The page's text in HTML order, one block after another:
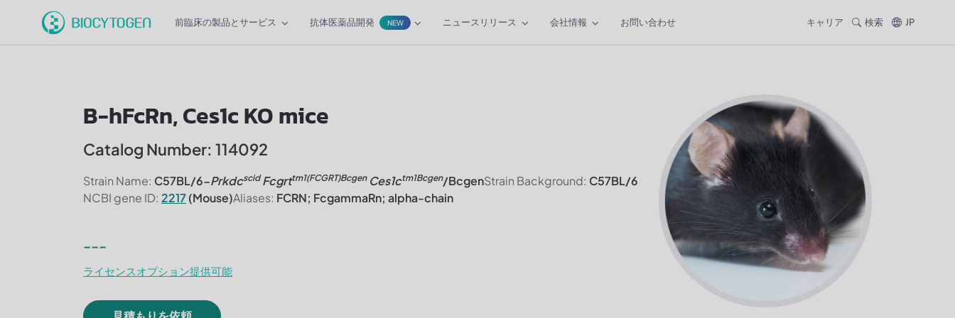
前臨床の製品とサービス 抗体医薬品開発 NEW ニュースリリース 会社情報 お問い合わせ キャリア 検索 JP
B-hFcRn, Ces1c KO mice
Catalog Number: 114092
Strain Name: C57BL/6-PrkdcscidFcgrttm1(FCGRT)Bcgen Ces1ctm1Bcgen/BcgenStrain Background: C57BL/6
NCBI gene ID: 2217(Mouse)Aliases: FCRN; FcgammaRn; alpha-chain
---
ライセンスオプション提供可能